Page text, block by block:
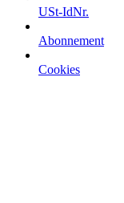
USt-IdNr.
Abonnement
Cookies